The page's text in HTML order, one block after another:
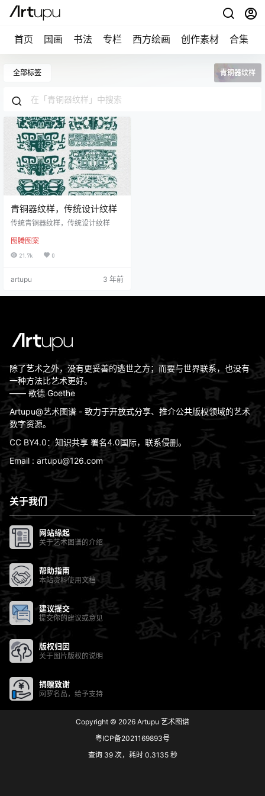
首页 国画 书法 专栏 西方绘画 创作素材 合集
全部标签 青铜器纹样
青铜器纹样，传统设计纹样
传统青铜器纹样，传统设计纹样
图腾图案
21.7k 0
artupu 3 年前
除了艺术之外，没有更妥善的逃世之方；而要与世界联系，也没有
一种方法比艺术更好。
—— 歌德 Goethe
Artupu@艺术图谱 - 致力于开放式分享、推介公共版权领域的艺术
数字资源。
CC BY4.0：知识共享 署名4.0国际，联系侵删。
Email : artupu@126.com
关于我们
网站缘起
关于艺术图谱的介绍
帮助指南
本站资料使用文档
建议提交
提交你的建议或意见
版权归因
关于图片版权的说明
捐赠致谢
网罗名品，给予支持
Copyright © 2026 Artupu 艺术图谱
粤ICP备2021169893号
查询 39 次，耗时 0.3135 秒